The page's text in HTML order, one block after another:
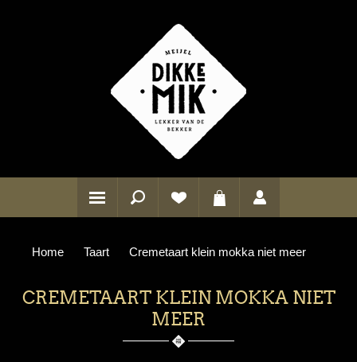
Home Taart Cremetaart klein mokka niet meer
CREMETAART KLEIN MOKKA NIET
MEER